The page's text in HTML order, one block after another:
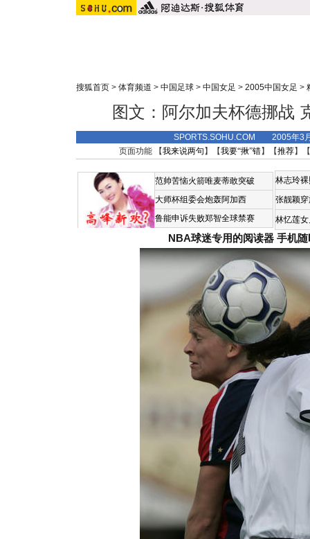
搜狐首页 > 体育频道 > 中国足球 > 中国女足 > 2005中国女足 >
图文：阿尔加夫杯德挪战
SPORTS.SOHU.COM 2005年3
页面功能 【我来说两句 】【我要“揪”错】【推荐】
范帅苦恼火箭唯麦蒂敢突破
大师杯组委会炮轰阿加西
鲁能申诉失败郑智全球禁赛
林志玲
张靓颖
林忆莲
NBA球迷专用的阅读器 手机